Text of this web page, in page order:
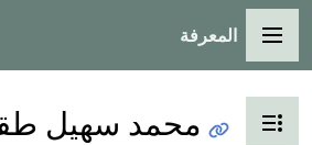
القائمة الرئيسية
المعرفة
تبديل عرض جدول المحتويات
محمد سهيل